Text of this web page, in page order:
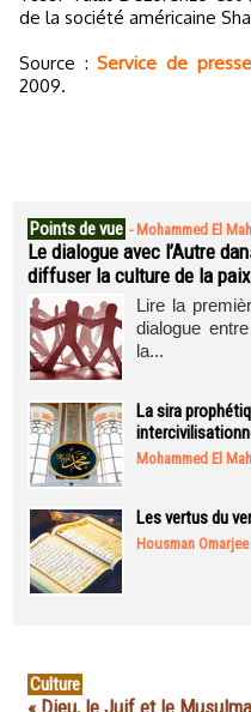
de la société américaine
Source :Service de
2009.
Points de vue - Mohammed El
Le dialogue avec l’Autre
diffuser la culture de la
Lire la
dialogue
la...
La sira
Mohammed El
Les vertus du
Housman Omarjee
Culture
« Dieu, le Juif et le